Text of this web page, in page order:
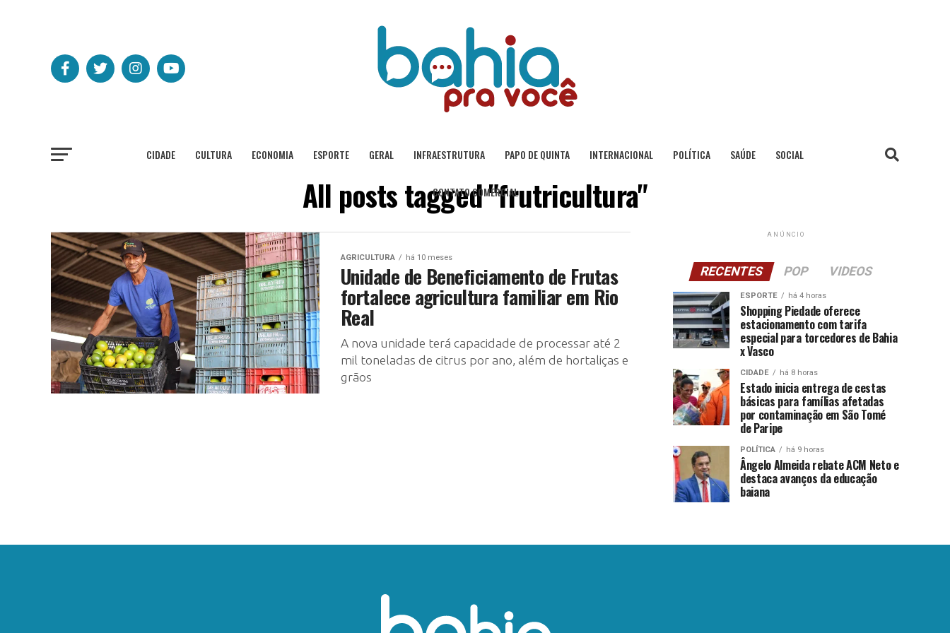
CIDADE CULTURA ECONOMIA ESPORTE GERAL INFRAESTRUTURA PAPO DE QUINTA INTERNACIONAL POLÍTICA SAÚDE SOCIAL
CONTATO COMERCIAL
All posts tagged "frutricultura"
AGRICULTURA há 10 meses
Unidade de Beneficiamento de Frutas
fortalece agricultura familiar em Rio
Real
A nova unidade terá capacidade de processar até 2
mil toneladas de citrus por ano, além de hortaliças e
grãos
ANÚNCIO
RECENTES POP VIDEOS
ESPORTE há 4 horas
Shopping Piedade oferece
estacionamento com tarifa
especial para torcedores de Bahia
x Vasco
CIDADE há 8 horas
Estado inicia entrega de cestas
básicas para famílias afetadas
por contaminação em São Tomé
de Paripe
POLÍTICA há 9 horas
Ângelo Almeida rebate ACM Neto e
destaca avanços da educação
baiana